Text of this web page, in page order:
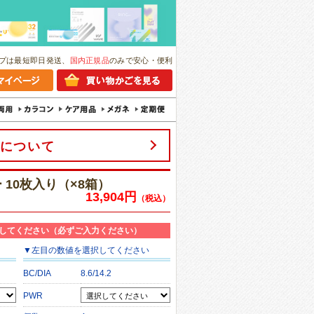
は最短即日発送、 国内正規品のみで安心・便利
ついて
枚入り（×8箱）
13,904円
（税込）
ください（必ずご入力ください）
▼左目の数値を選択してください
BC/DIA 8.6/14.2
PWR